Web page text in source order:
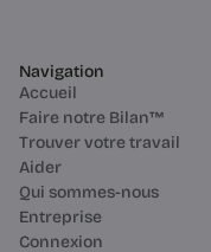
Questions
Bilan de
: comment ça
Il est tout à fait
bilan de
format offre la même
présentiel, la
Navigation
Accueil
Faire notre Bilan™
Trouver votre travail
Aider
Qui sommes-nous
Entreprise
Connexion